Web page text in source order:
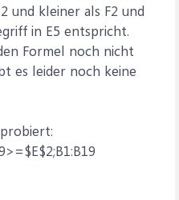
und kleiner als F2 und
in E5 entspricht.
Formel noch nicht
es leider noch keine